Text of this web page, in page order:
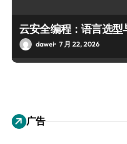
云安全编程：语言选型
dawei 7 月 22, 2026
广告